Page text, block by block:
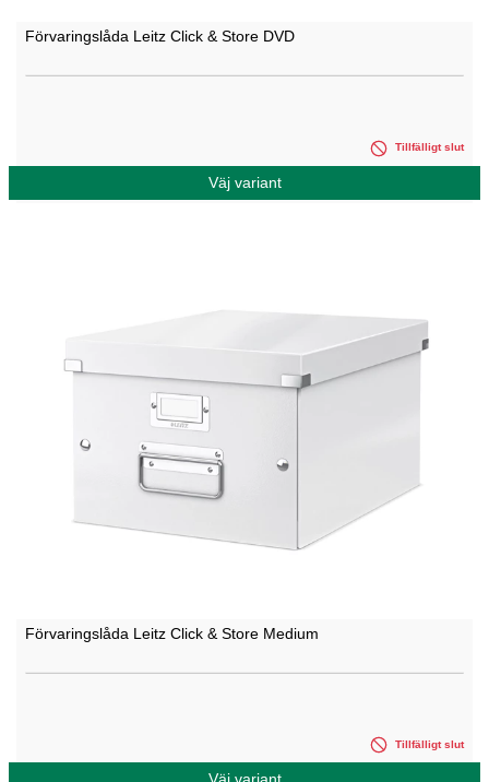
Förvaringslåda Leitz Click & Store DVD
Tillfälligt slut
Väj variant
Förvaringslåda Leitz Click & Store Medium
Tillfälligt slut